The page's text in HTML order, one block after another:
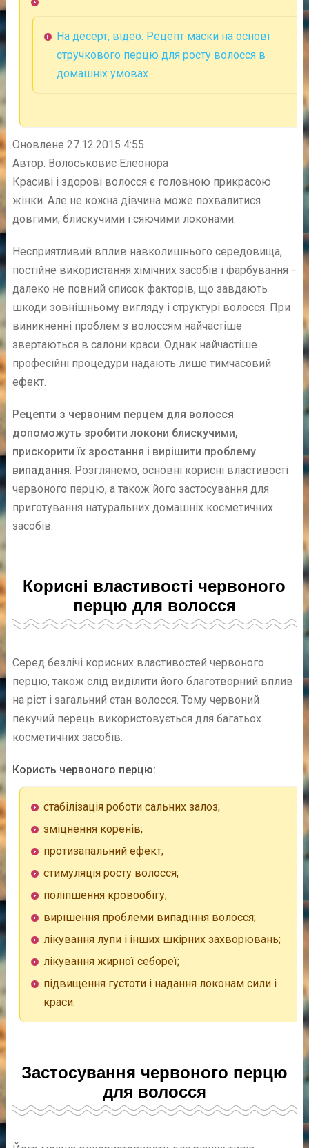
На десерт, відео: Рецепт маски на основі
стручкового перцю для росту волосся в
домашніх умовах
Оновлене 27.12.2015 4:55
Автор: Волоськовиє Елеонора
Красиві і здорові волосся є головною прикрасою
жінки. Але не кожна дівчина може похвалитися
довгими, блискучими і сяючими локонами.
Несприятливий вплив навколишнього середовища,
постійне використання хімічних засобів і фарбування -
далеко не повний список факторів, що завдають
шкоди зовнішньому вигляду і структурі волосся. При
виникненні проблем з волоссям найчастіше
звертаються в салони краси. Однак найчастіше
професійні процедури надають лише тимчасовий
ефект.
Рецепти з червоним перцем для волосся
допоможуть зробити локони блискучими,
прискорити їх зростання і вирішити проблему
випадання. Розглянемо, основні корисні властивості
червоного перцю, а також його застосування для
приготування натуральних домашніх косметичних
засобів.
Корисні властивості червоного
перцю для волосся
Серед безлічі корисних властивостей червоного
перцю, також слід виділити його благотворний вплив
на ріст і загальний стан волосся. Тому червоний
пекучий перець використовується для багатьох
косметичних засобів.
Користь червоного перцю:
стабілізація роботи сальних залоз;
зміцнення коренів;
протизапальний ефект;
стимуляція росту волосся;
поліпшення кровообігу;
вирішення проблеми випадіння волосся;
лікування лупи і інших шкірних захворювань;
лікування жирної себореї;
підвищення густоти і надання локонам сили і
краси.
Застосування червоного перцю
для волосся